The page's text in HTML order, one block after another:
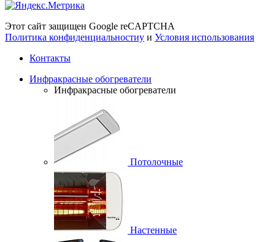
Этот сайт защищен Google reCAPTCHA
Политика конфиденциальностиy и Условия использования
Контакты
Инфракрасные обогреватели
Инфракрасные обогреватели
Потолочные
Настенные